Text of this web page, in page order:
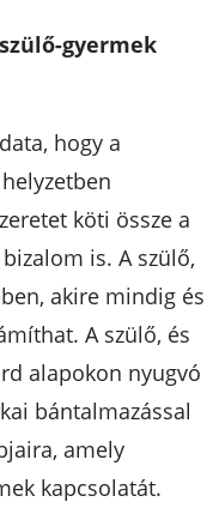
gyermek
hogy a
köti össze a
is. A szülő,
akire mindig és
A szülő, és
alapokon nyugvó
bántalmazással
amely
kapcsolatát.